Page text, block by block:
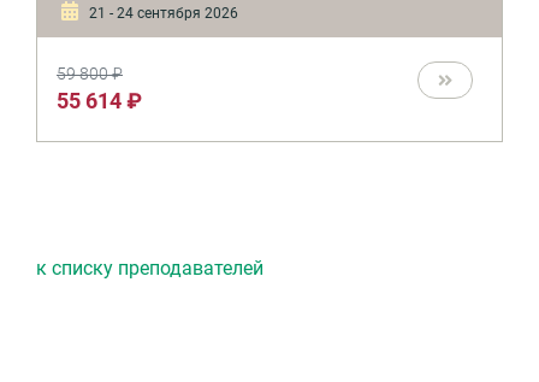
21 - 24 сентября 2026
59 800 ₽
55 614 ₽
к списку преподавателей